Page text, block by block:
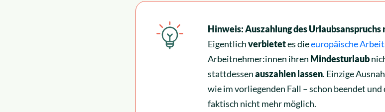
Hinweis: Auszahlung des
Eigentlichverbietetes dieeuropäische
Arbeitnehmer:innen ihren Mindesturlaub
stattdessenauszahlen lassen. Einzige
wie im vorliegenden Fall – schon beendet
faktisch nicht mehr möglich.